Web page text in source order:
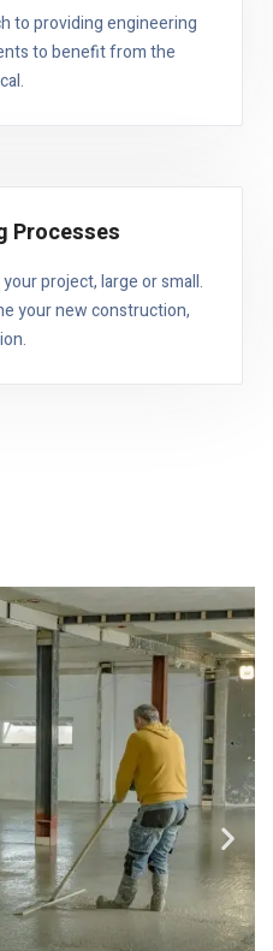
to providing engineering
to benefit from the
Processes
project, large or small.
your new construction,